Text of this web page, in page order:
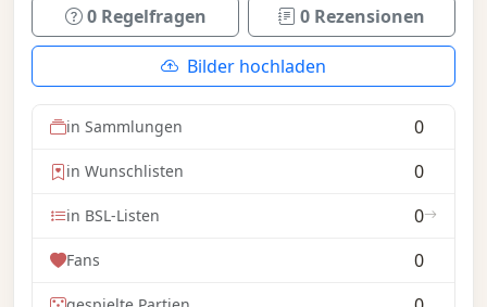
0 Regelfragen 0 Rezensionen
Bilder hochladen
in Sammlungen 0
in Wunschlisten 0
in BSL-Listen 0
Fans 0